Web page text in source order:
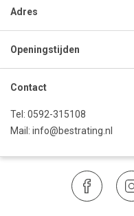
Adres
Openingstijden
Contact
Tel: 0592-315108
Mail: info@bestrating.nl